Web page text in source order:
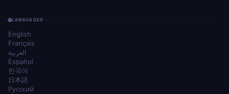
LANGUAGES
English
Français
العربية
Español
한국어
日本語
Русский